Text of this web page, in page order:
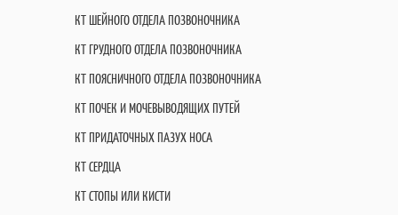
КТ ШЕЙНОГО ОТДЕЛА ПОЗВОНОЧНИКА
КТ ГРУДНОГО ОТДЕЛА ПОЗВОНОЧНИКА
КТ ПОЯСНИЧНОГО ОТДЕЛА ПОЗВОНОЧНИКА
КТ ПОЧЕК И МОЧЕВЫВОДЯЩИХ ПУТЕЙ
КТ ПРИДАТОЧНЫХ ПАЗУХ НОСА
КТ СЕРДЦА
КТ СТОПЫ ИЛИ КИСТИ